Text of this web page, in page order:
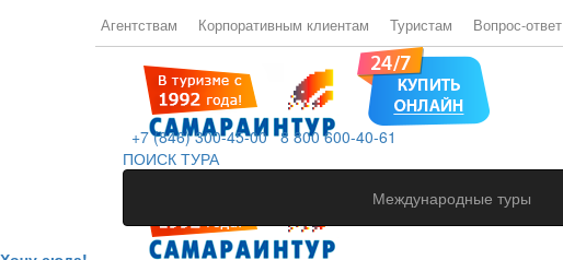
Агентствам Корпоративным клиентам Туристам Вопрос-ответ
+7 (846) 300-45-00 8 800 600-40-61
ПОИСК ТУРА
Международные туры